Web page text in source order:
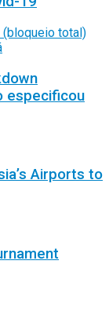
especificou
Airports to